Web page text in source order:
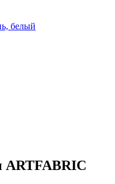
белый
ARTFABRIC